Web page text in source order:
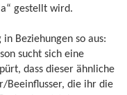
gestellt wird.
Beziehungen so aus:
sucht sich eine
dass dieser ähnliche
Beeinflusser, die ihr die